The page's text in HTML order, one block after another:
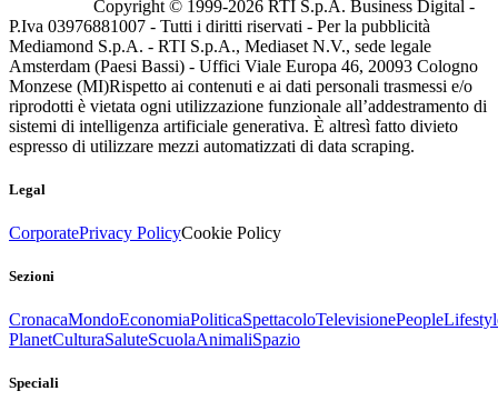
Copyright © 1999-2026 RTI S.p.A. Business Digital -
P.Iva 03976881007 - Tutti i diritti riservati - Per la pubblicità
Mediamond S.p.A. - RTI S.p.A., Mediaset N.V., sede legale
Amsterdam (Paesi Bassi) - Uffici Viale Europa 46, 20093 Cologno
Monzese (MI)Rispetto ai contenuti e ai dati personali trasmessi e/o
riprodotti è vietata ogni utilizzazione funzionale all’addestramento di
sistemi di intelligenza artificiale generativa. È altresì fatto divieto
espresso di utilizzare mezzi automatizzati di data scraping.
Legal
CorporatePrivacy PolicyCookie Policy
Sezioni
CronacaMondoEconomiaPoliticaSpettacoloTelevisionePeople
PlanetCulturaSaluteScuolaAnimaliSpazio
Speciali